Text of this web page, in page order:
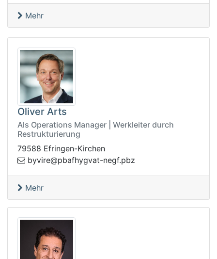
Mehr
Oliver Arts
Als Operations Manager | Werkleiter durch
Restrukturierung
79588 Efringen-Kirchen
zbp.fgen-
tavgyhfabp@erivyb
Mehr